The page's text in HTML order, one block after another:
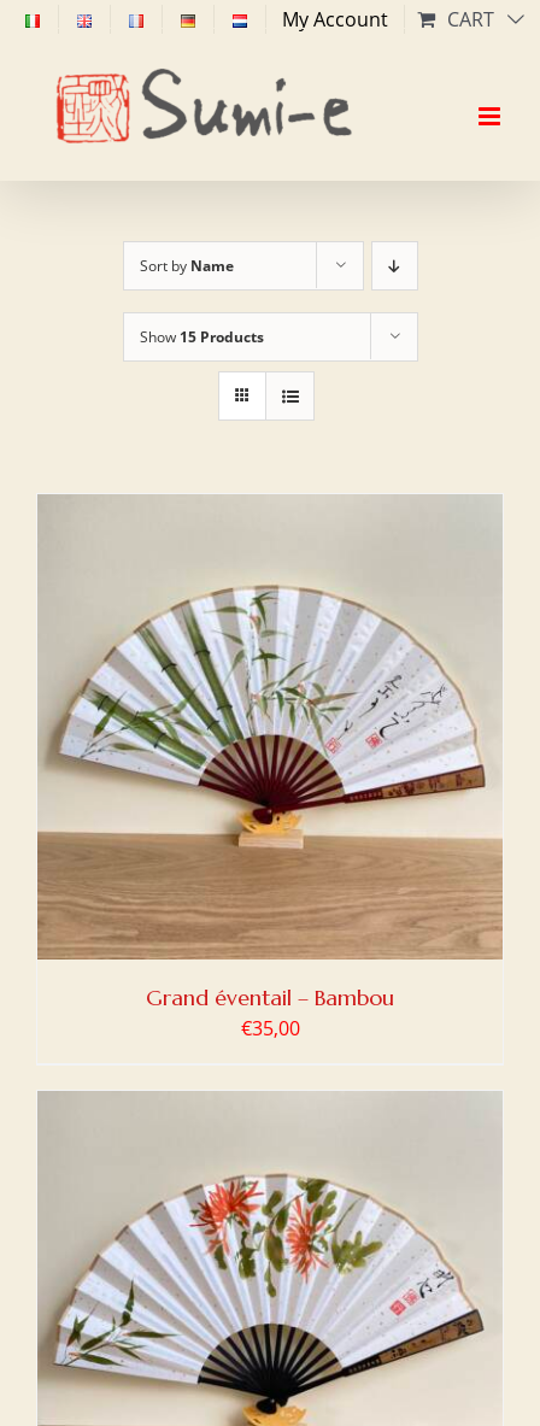
Skip
content
My Account CART
Sort by Name
Show 15 Products
Grand éventail – Bambou
€35,00